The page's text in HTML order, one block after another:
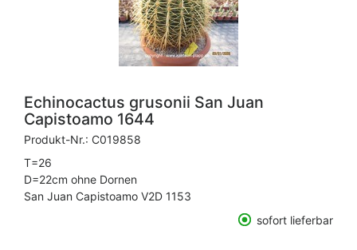
Echinocactus grusonii San Juan
Capistoamo 1644
Produkt-Nr.: C019858
T=26
D=22cm ohne Dornen
San Juan Capistoamo V2D 1153
sofort lieferbar